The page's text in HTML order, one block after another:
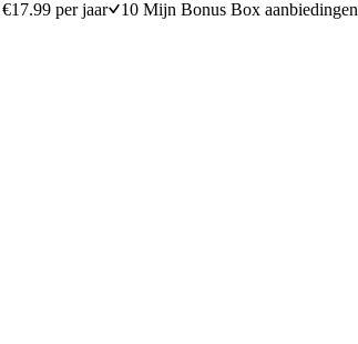
per jaar 10 Mijn Bonus Box aanbiedingen